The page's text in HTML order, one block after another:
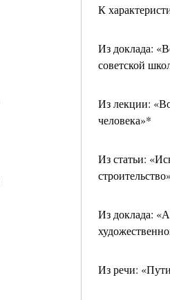
К
Из доклада:
советской
Из лекции:
человека»*
Из статьи:
Из доклада:
Из речи: